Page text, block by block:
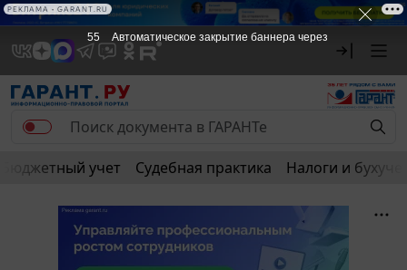
Бюджетный учет Судебная практика Налоги и
55 Автоматическое закрытие баннера через
РЕКЛАМА • GARANT.RU